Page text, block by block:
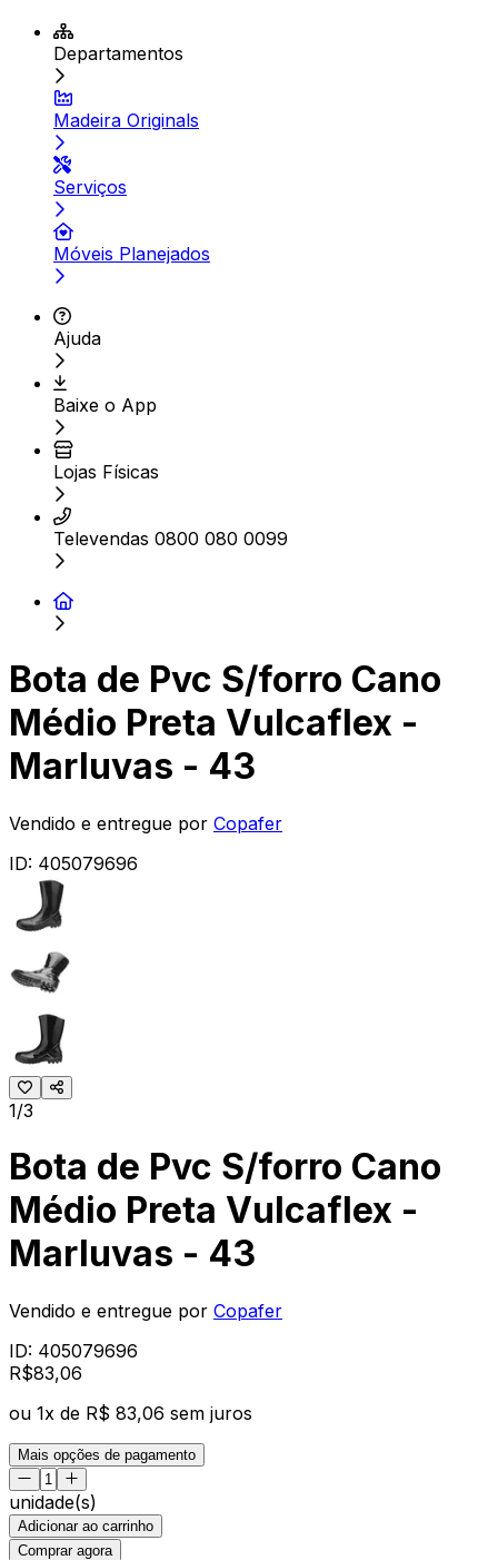
Departamentos
Madeira Originals
Serviços
Móveis Planejados
Ajuda
Baixe o App
Lojas Físicas
Televendas 0800 080 0099
Bota de Pvc S/forro Cano
Médio Preta Vulcaflex -
Marluvas - 43
Vendido e entregue por Copafer
ID: 405079696
1/3
Bota de Pvc S/forro Cano
Médio Preta Vulcaflex -
Marluvas - 43
Vendido e entregue por Copafer
ID: 405079696
R$83,06
ou 1x de R$ 83,06 sem juros
Mais opções de pagamento
unidade(s)
Adicionar ao carrinho
Comprar agora